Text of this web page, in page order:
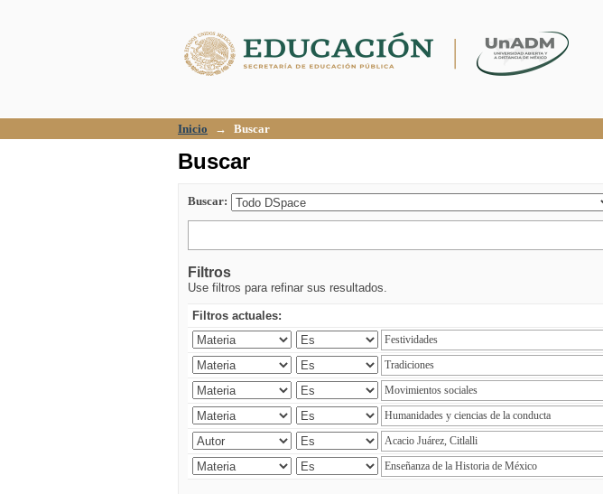
Inicio → Buscar
Buscar
Buscar:
Filtros
Use filtros para refinar sus resultados.
Filtros actuales: